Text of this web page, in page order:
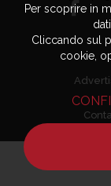
Per scoprire in
dati,
Cliccando sul
cookie,